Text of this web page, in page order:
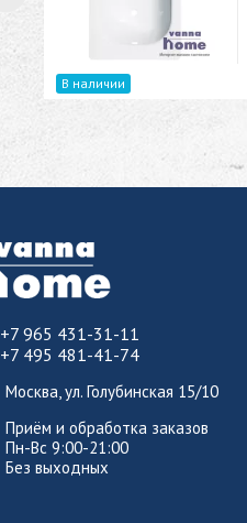
В наличии
+7 965 431-31-11
+7 495 481-41-74
Москва, ул. Голубинская 15/10
Приём и обработка заказов
Пн-Вс 9:00-21:00
Без выходных